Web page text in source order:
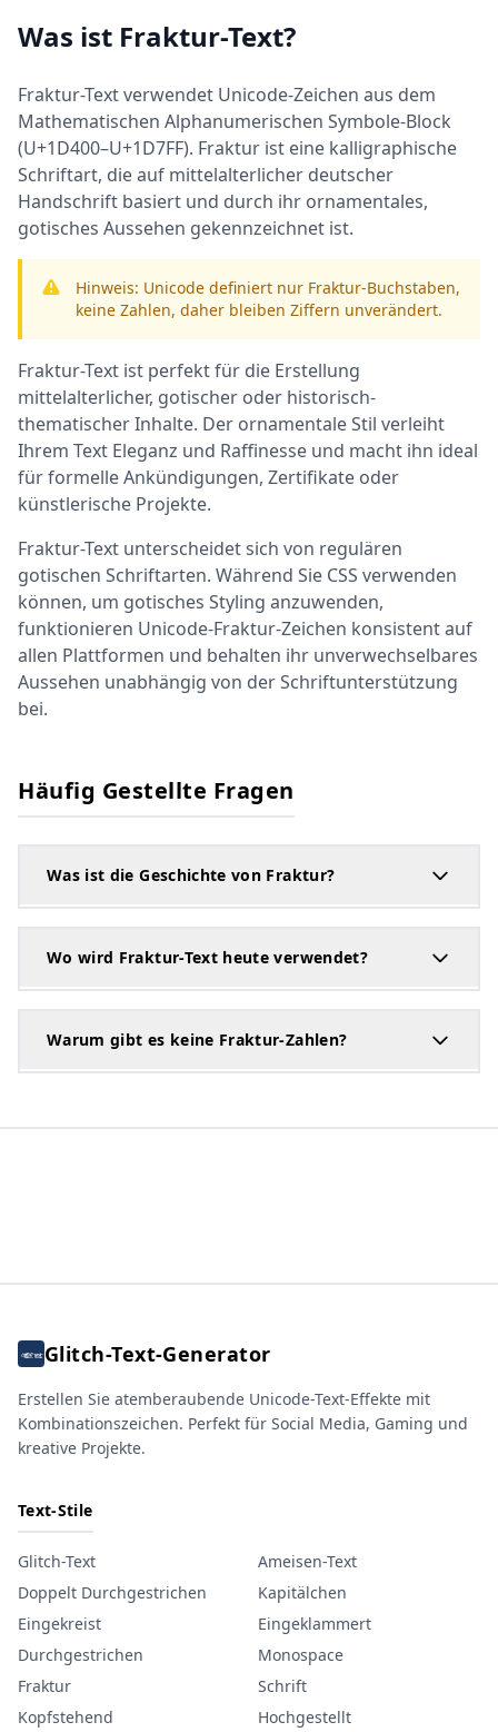
Was ist Fraktur-Text?
Fraktur-Text verwendet Unicode-Zeichen aus dem
Mathematischen Alphanumerischen Symbole-Block
(U+1D400–U+1D7FF). Fraktur ist eine kalligraphische
Schriftart, die auf mittelalterlicher deutscher
Handschrift basiert und durch ihr ornamentales,
gotisches Aussehen gekennzeichnet ist.
Hinweis: Unicode definiert nur Fraktur-Buchstaben,
keine Zahlen, daher bleiben Ziffern unverändert.
Fraktur-Text ist perfekt für die Erstellung
mittelalterlicher, gotischer oder historisch-
thematischer Inhalte. Der ornamentale Stil verleiht
Ihrem Text Eleganz und Raffinesse und macht ihn ideal
für formelle Ankündigungen, Zertifikate oder
künstlerische Projekte.
Fraktur-Text unterscheidet sich von regulären
gotischen Schriftarten. Während Sie CSS verwenden
können, um gotisches Styling anzuwenden,
funktionieren Unicode-Fraktur-Zeichen konsistent auf
allen Plattformen und behalten ihr unverwechselbares
Aussehen unabhängig von der Schriftunterstützung
bei.
Häufig Gestellte Fragen
Was ist die Geschichte von Fraktur?
Wo wird Fraktur-Text heute verwendet?
Warum gibt es keine Fraktur-Zahlen?
Glitch-Text-Generator
Erstellen Sie atemberaubende Unicode-Text-Effekte mit
Kombinationszeichen. Perfekt für Social Media, Gaming und
kreative Projekte.
Text-Stile
Glitch-Text
Ameisen-Text
Doppelt Durchgestrichen
Kapitälchen
Eingekreist
Eingeklammert
Durchgestrichen
Monospace
Fraktur
Schrift
Kopfstehend
Hochgestellt